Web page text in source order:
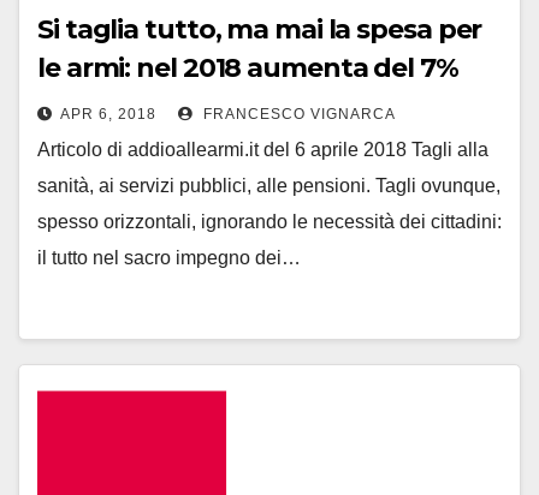
Si taglia tutto, ma mai la spesa per
le armi: nel 2018 aumenta del 7%
APR 6, 2018 FRANCESCO VIGNARCA
Articolo di addioallearmi.it del 6 aprile 2018 Tagli alla
sanità, ai servizi pubblici, alle pensioni. Tagli ovunque,
spesso orizzontali, ignorando le necessità dei cittadini:
il tutto nel sacro impegno dei…